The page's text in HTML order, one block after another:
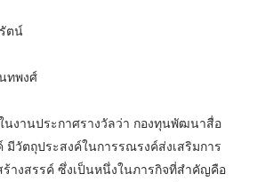
ตน์
ทพงศ์
นงานประกาศรางวัลว่า กองทุนพัฒนาสื่อ
วัตถุประสงค์ในการรณรงค์ส่งเสริมการ
างสรรค์ ซึ่งเป็นหนึ่งในภารกิจที่สำคัญคือ